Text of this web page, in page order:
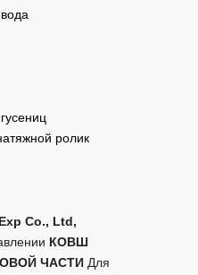
ролик
Co., Ltd,
КОВШ
ЧАСТИ Для